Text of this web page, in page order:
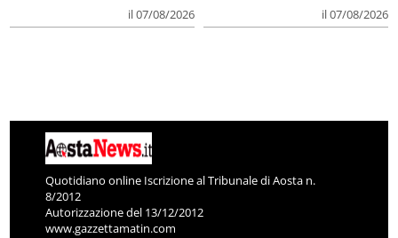
il 07/08/2026 il 07/08/2026
Quotidiano online Iscrizione al Tribunale di Aosta n.
8/2012
Autorizzazione del 13/12/2012
www.gazzettamatin.com